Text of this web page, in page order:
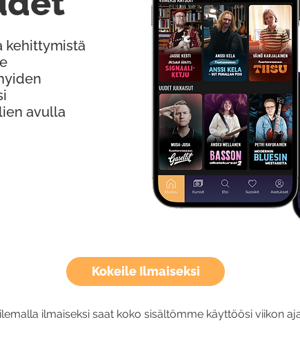
Kokeile Ilmaiseksi
ilmaiseksi saat koko sisältömme käyttöösi viikon
kehittymistä
avulla